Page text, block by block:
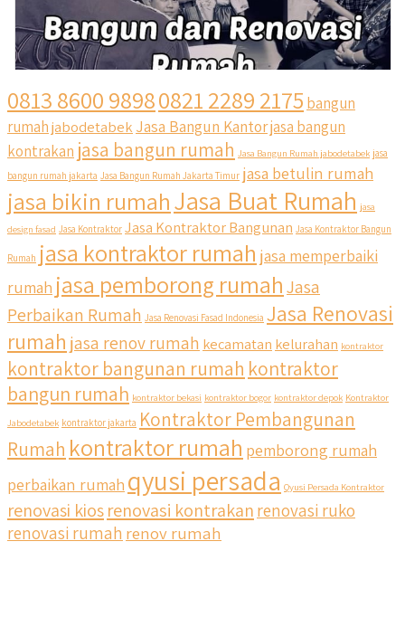
qyusipersada
@qyusipersada 3 years ago
Siapa yang udah masuk List untuk Bangun dan Renovasi
rumah Di @qyusipersada dengan sistem Cicilan ?? 🤗
Untuk informasi lebih lanjut terkait program cicilan ini temen
temen bisa langsung klik link di bio yaa
#jasabangunrumahjakarta #jasarenovasirumahjakarta
#kontraktorjakarta #kontraktorbangunan
#kontraktorbangunanrumah #kontraktorbangunanjakarta
0813 8600 98980821 2289 2175 bangun
rumahjabodetabek Jasa Bangun Kantorjasa bangun
kontrakan jasa bangun rumah Jasa Bangun Rumah jabodetabek jasa
bangun rumah jakarta Jasa Bangun Rumah Jakarta Timur jasa betulin rumah
jasa bikin rumahJasa Buat Rumah jasa
design fasad Jasa Kontraktor Jasa Kontraktor Bangunan Jasa Kontraktor Bangun
Rumah jasa kontraktor rumah jasa memperbaiki
rumah jasa pemborong rumahJasa
Perbaikan Rumah Jasa Renovasi Fasad Indonesia Jasa Renovasi
rumah jasa renov rumah kecamatan kelurahan kontraktor
kontraktor bangunan rumah kontraktor
bangun rumah kontraktor bekasi kontraktor bogor kontraktor depok Kontraktor
Jabodetabek kontraktor jakarta Kontraktor Pembangunan
Rumah kontraktor rumah pemborong rumah
perbaikan rumah qyusi persada Qyusi Persada Kontraktor
renovasi kiosrenovasi kontrakanrenovasi ruko
renovasi rumah renov rumah